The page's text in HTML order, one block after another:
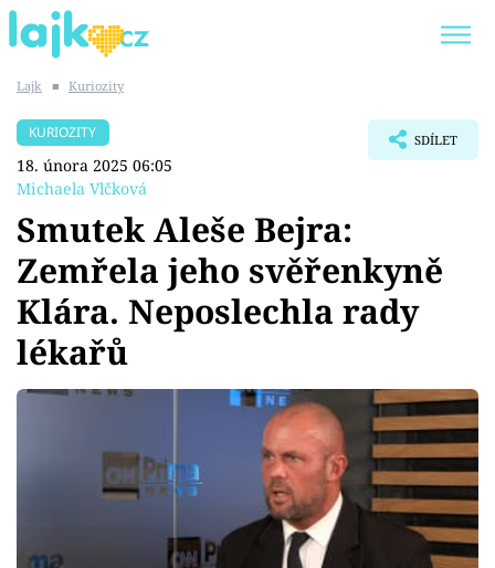
SHOPAHOLICADEL
Témata
Showbyznys
Youtubeři
Sex a vztahy
Videa
Lajk ■ Kuriozity
KURIOZITY
18. února 2025 06:05
Michaela Vlčková
SDÍLET
Smutek Aleše Bejra:
Zemřela jeho svěřenkyně
Klára. Neposlechla rady
lékařů